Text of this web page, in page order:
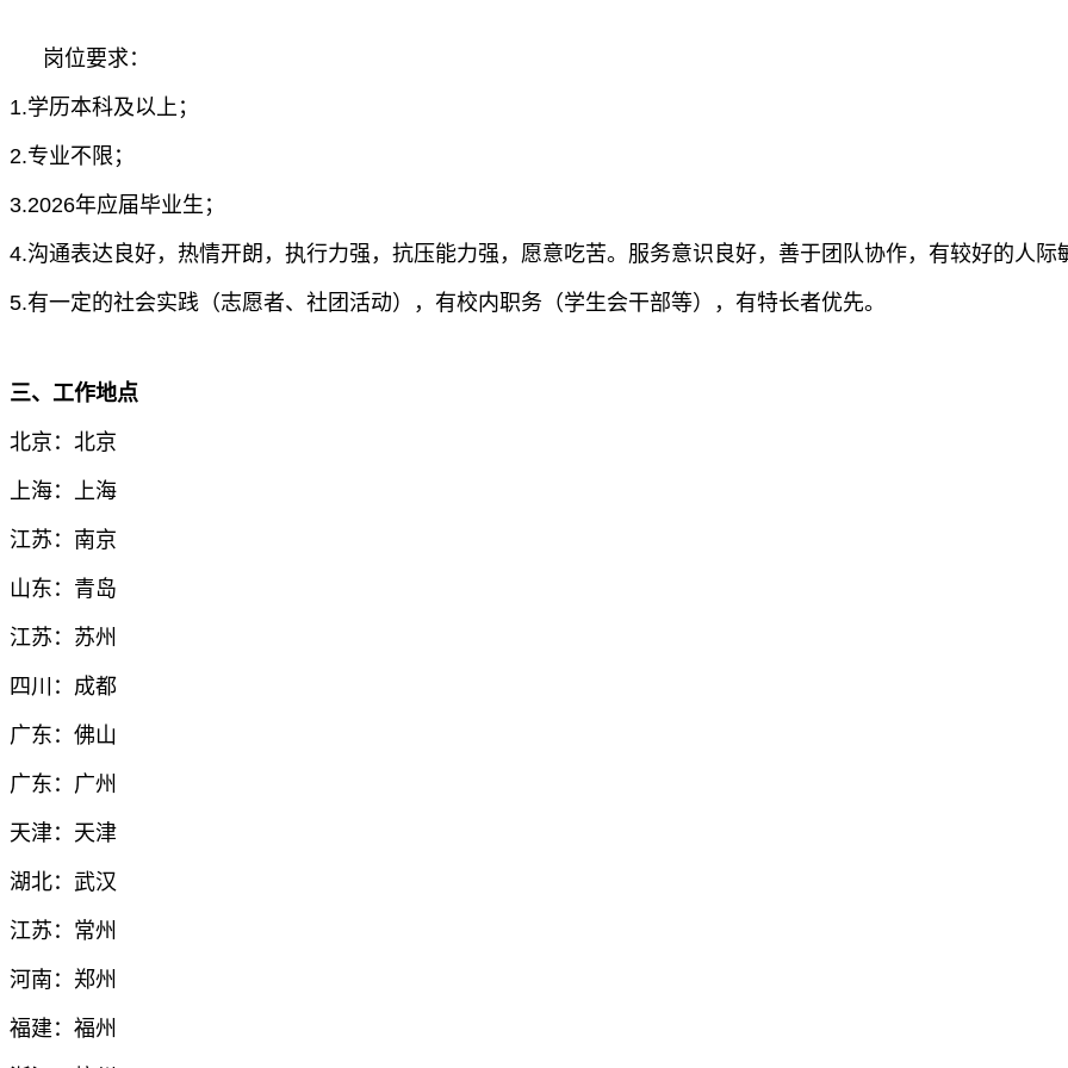
岗位要求：
1.学历本科及以上；
2.专业不限；
3.2026年应届毕业生；
4.沟通表达良好，热情开朗，执行力强，抗压能力强，愿意吃苦。服务意识良好，善于团队协作，有较好的人际
5.有一定的社会实践（志愿者、社团活动），有校内职务（学生会干部等），有特长者优先。
三、工作地点
北京：北京
上海：上海
江苏：南京
山东：青岛
江苏：苏州
四川：成都
广东：佛山
广东：广州
天津：天津
湖北：武汉
江苏：常州
河南：郑州
福建：福州